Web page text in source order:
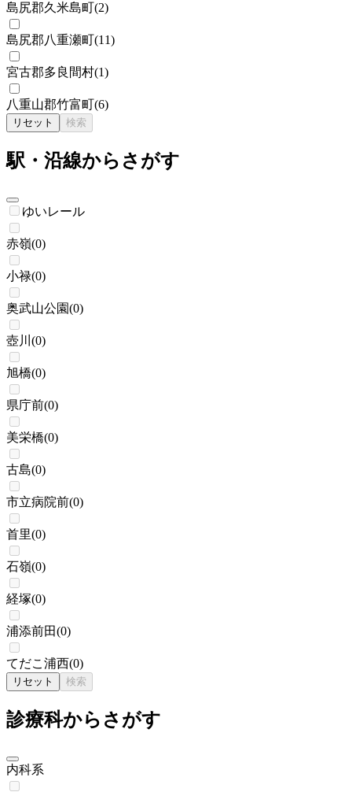
島尻郡久米島町(2)
島尻郡八重瀬町(11)
宮古郡多良間村(1)
八重山郡竹富町(6)
リセット 検索
駅・沿線からさがす
ゆいレール
赤嶺(0)
小禄(0)
奥武山公園(0)
壺川 (0)
旭橋(0)
県庁前(0)
美栄橋(0)
古島(0)
市立病院前(0)
首里(0)
石嶺(0)
経塚(0)
浦添前田(0)
てだこ浦西(0)
リセット 検索
診療科からさがす
内科系